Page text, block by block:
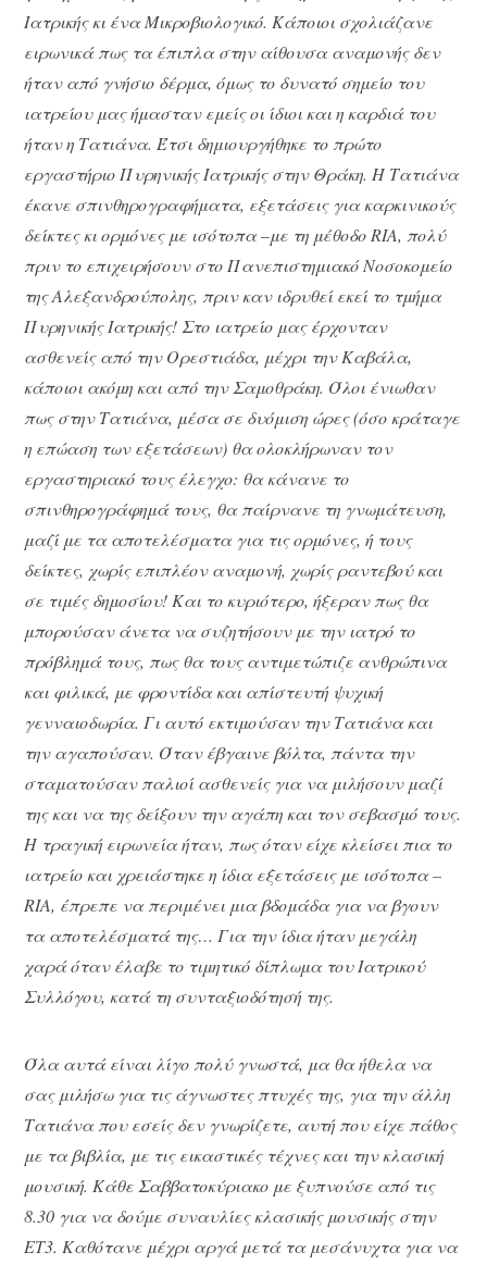
Ιατρικής κι ένα Μικροβιολογικό. Κάποιοι σχολιάζανε
ειρωνικά πως τα έπιπλα στην αίθουσα αναμονής δεν
ήταν από γνήσιο δέρμα, όμως το δυνατό σημείο του
ιατρείου μας ήμασταν εμείς οι ίδιοι και η καρδιά του
ήταν η Τατιάνα. Έτσι δημιουργήθηκε το πρώτο
εργαστήριο Πυρηνικής Ιατρικής στην Θράκη. Η Τατιάνα
έκανε σπινθηρογραφήματα, εξετάσεις για καρκινικούς
δείκτες κι ορμόνες με ισότοπα –με τη μέθοδο RIA, πολύ
πριν το επιχειρήσουν στο Πανεπιστημιακό Νοσοκομείο
της Αλεξανδρούπολης, πριν καν ιδρυθεί εκεί το τμήμα
Πυρηνικής Ιατρικής! Στο ιατρείο μας έρχονταν
ασθενείς από την Ορεστιάδα, μέχρι την Καβάλα,
κάποιοι ακόμη και από την Σαμοθράκη. Όλοι ένιωθαν
πως στην Τατιάνα, μέσα σε δυόμιση ώρες (όσο κράταγε
η επώαση των εξετάσεων) θα ολοκλήρωναν τον
εργαστηριακό τους έλεγχο: θα κάνανε το
σπινθηρογράφημά τους, θα παίρνανε τη γνωμάτευση,
μαζί με τα αποτελέσματα για τις ορμόνες, ή τους
δείκτες, χωρίς επιπλέον αναμονή, χωρίς ραντεβού και
σε τιμές δημοσίου! Και το κυριότερο, ήξεραν πως θα
μπορούσαν άνετα να συζητήσουν με την ιατρό το
πρόβλημά τους, πως θα τους αντιμετώπιζε ανθρώπινα
και φιλικά, με φροντίδα και απίστευτή ψυχική
γενναιοδωρία. Γι αυτό εκτιμούσαν την Τατιάνα και
την αγαπούσαν. Όταν έβγαινε βόλτα, πάντα την
σταματούσαν παλιοί ασθενείς για να μιλήσουν μαζί
της και να της δείξουν την αγάπη και τον σεβασμό τους.
Η τραγική ειρωνεία ήταν, πως όταν είχε κλείσει πια το
ιατρείο και χρειάστηκε η ίδια εξετάσεις με ισότοπα –
RIA, έπρεπε να περιμένει μια βδομάδα για να βγουν
τα αποτελέσματά της… Για την ίδια ήταν μεγάλη
χαρά όταν έλαβε το τιμητικό δίπλωμα του Ιατρικού
Συλλόγου, κατά τη συνταξιοδότησή της.
Όλα αυτά είναι λίγο πολύ γνωστά, μα θα ήθελα να
σας μιλήσω για τις άγνωστες πτυχές της, για την άλλη
Τατιάνα που εσείς δεν γνωρίζετε, αυτή που είχε πάθος
με τα βιβλία, με τις εικαστικές τέχνες και την κλασική
μουσική. Κάθε Σαββατοκύριακο με ξυπνούσε από τις
8.30 για να δούμε συναυλίες κλασικής μουσικής στην
ΕΤ3. Καθότανε μέχρι αργά μετά τα μεσάνυχτα για να